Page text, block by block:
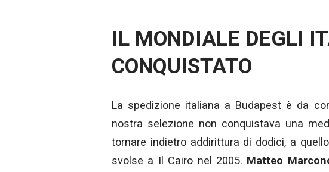
IL MONDIALE DEGLI
CONQUISTATO
La spedizione italiana a Budapest è da
nostra selezione non conquistava una
tornare indietro addirittura di dodici, a
svolse a Il Cairo nel 2005. Matteo